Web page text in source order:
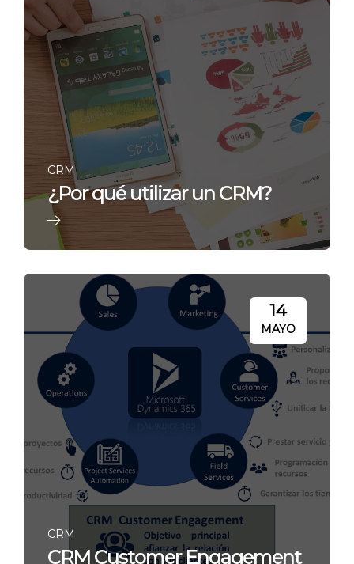
CRM
¿Por qué utilizar un CRM?
14
MAYO
CRM
CRM Customer Engagement